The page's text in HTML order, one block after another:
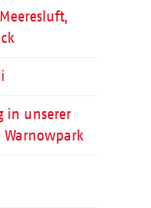
in unserer
Warnowpark